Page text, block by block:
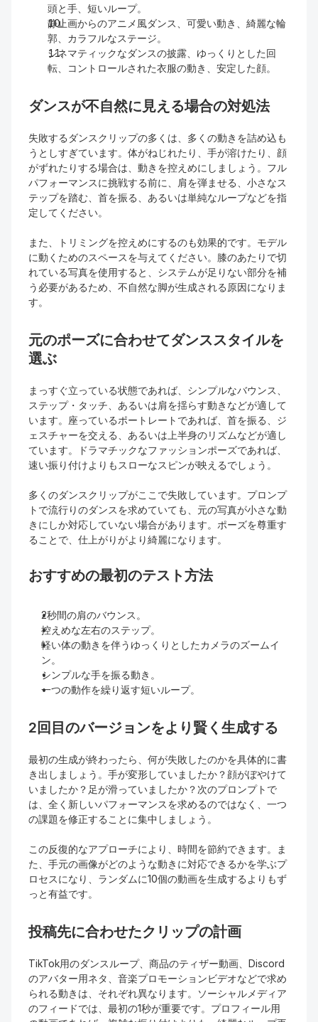
頭と手、短いループ。
静止画からのアニメ風ダンス、可愛い動き、綺麗な輪
郭、カラフルなステージ。
シネマティックなダンスの披露、ゆっくりとした回
転、コントロールされた衣服の動き、安定した顔。
ダンスが不自然に見える場合の対処法
失敗するダンスクリップの多くは、多くの動きを詰め込も
うとしすぎています。体がねじれたり、手が溶けたり、顔
がずれたりする場合は、動きを控えめにしましょう。フル
パフォーマンスに挑戦する前に、肩を弾ませる、小さなス
テップを踏む、首を振る、あるいは単純なループなどを指
定してください。
また、トリミングを控えめにするのも効果的です。モデル
に動くためのスペースを与えてください。膝のあたりで切
れている写真を使用すると、システムが足りない部分を補
う必要があるため、不自然な脚が生成される原因になりま
す。
元のポーズに合わせてダンススタイルを
選ぶ
まっすぐ立っている状態であれば、シンプルなバウンス、
ステップ・タッチ、あるいは肩を揺らす動きなどが適して
います。座っているポートレートであれば、首を振る、ジ
ェスチャーを交える、あるいは上半身のリズムなどが適し
ています。ドラマチックなファッションポーズであれば、
速い振り付けよりもスローなスピンが映えるでしょう。
多くのダンスクリップがここで失敗しています。プロンプ
トで流行りのダンスを求めていても、元の写真が小さな動
きにしか対応していない場合があります。ポーズを尊重す
ることで、仕上がりがより綺麗になります。
おすすめの最初のテスト方法
2秒間の肩のバウンス。
控えめな左右のステップ。
軽い体の動きを伴うゆっくりとしたカメラのズームイ
ン。
シンプルな手を振る動き。
一つの動作を繰り返す短いループ。
2回目のバージョンをより賢く生成する
最初の生成が終わったら、何が失敗したのかを具体的に書
き出しましょう。手が変形していましたか？顔がぼやけて
いましたか？足が滑っていましたか？次のプロンプトで
は、全く新しいパフォーマンスを求めるのではなく、一つ
の課題を修正することに集中しましょう。
この反復的なアプローチにより、時間を節約できます。ま
た、手元の画像がどのような動きに対応できるかを学ぶプ
ロセスになり、ランダムに10個の動画を生成するよりもず
っと有益です。
投稿先に合わせたクリップの計画
TikTok用のダンスループ、商品のティザー動画、Discord
のアバター用ネタ、音楽プロモーションビデオなどで求め
られる動きは、それぞれ異なります。ソーシャルメディア
のフィードでは、最初の1秒が重要です。プロフィール用